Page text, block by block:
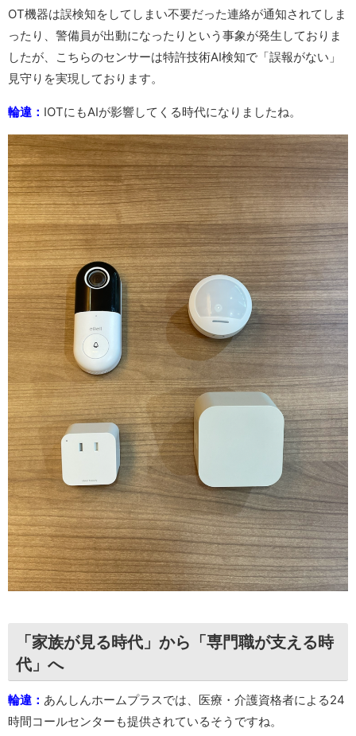
OT機器は誤検知をしてしまい不要だった連絡が通知されてしま
ったり、警備員が出動になったりという事象が発生しておりま
したが、こちらのセンサーは特許技術AI検知で「誤報がない」
見守りを実現しております。
輪違： IOTにもAIが影響してくる時代になりましたね。
「家族が見る時代」から「専門職が支える時
代」へ
輪違： あんしんホームプラスでは、医療・介護資格者による24
時間コールセンターも提供されているそうですね。